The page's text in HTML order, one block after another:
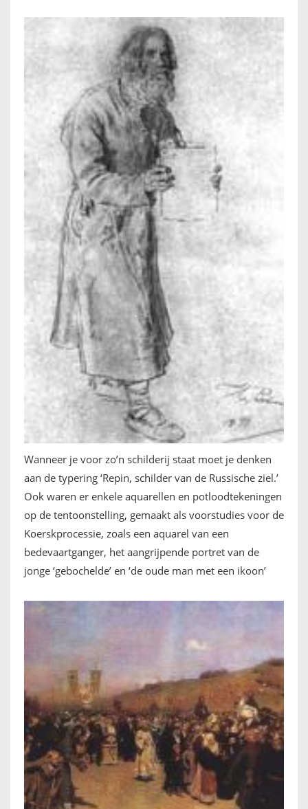
Wanneer je voor zo’n schilderij staat moet je denken
aan de typering ‘Repin, schilder van de Russische ziel.’
Ook waren er enkele aquarellen en potloodtekeningen
op de tentoonstelling, gemaakt als voorstudies voor de
Koerskprocessie, zoals een aquarel van een
bedevaartganger, het aangrijpende portret van de
jonge ‘gebochelde’ en ‘de oude man met een ikoon’